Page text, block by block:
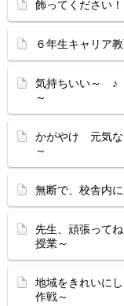
飾ってください！
６年生キャリア
気持ちい
～
かがやけ
～
無断で、校舎内
先生、頑張
授業～
地域をきれい
作戦～